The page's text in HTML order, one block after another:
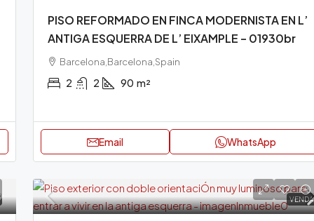
PISO REFORMADO EN FINCA MODERNISTA EN L’
ANTIGA ESQUERRA DE L’ EIXAMPLE – 01930br
Barcelona,Barcelona,Spain
2 2 90 m²
Email WhatsApp
VENDA